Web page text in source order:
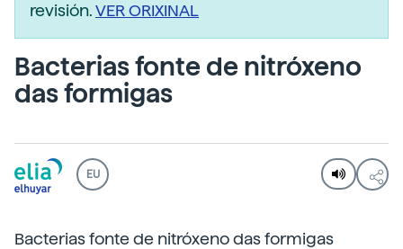
revisión.VER ORIXINAL
Bacterias fonte de nitróxeno
das formigas
EU
Bacterias fonte de nitróxeno das formigas